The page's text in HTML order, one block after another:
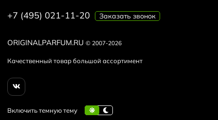
ORIGINALPARFUM.RU © 2007-2026
Качественный товар большой ассортимент
+7 (495) 021-11-20 Заказать звонок